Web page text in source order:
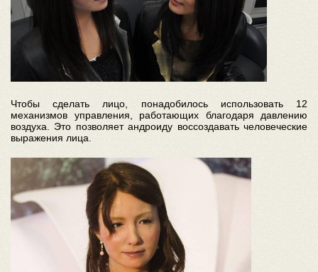
Чтобы сделать лицо, понадобилось использовать 12
механизмов управления, работающих благодаря давлению
воздуха. Это позволяет андроиду воссоздавать человеческие
выражения лица.